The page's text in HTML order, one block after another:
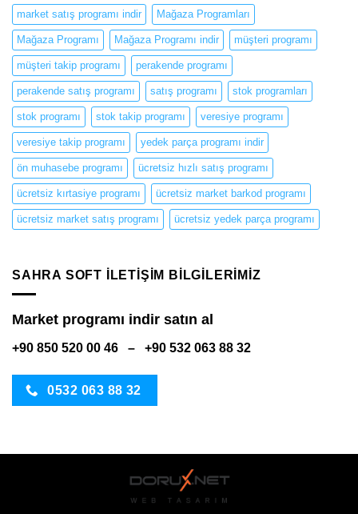
market satış programı indir Mağaza Programları
Mağaza Programı Mağaza Programı indir müşteri programı
müşteri takip programı perakende programı
perakende satış programı satış programı stok programları
stok programı stok takip programı veresiye programı
veresiye takip programı yedek parça programı indir
ön muhasebe programı ücretsiz hızlı satış programı
ücretsiz kırtasiye programı ücretsiz market barkod programı
ücretsiz market satış programı ücretsiz yedek parça programı
SAHRA SOFT ILETIŞIM BILGILERIMIZ
Market programı indir satın al
+90 850 520 00 46 – +90 532 063 88 32
0532 063 88 32